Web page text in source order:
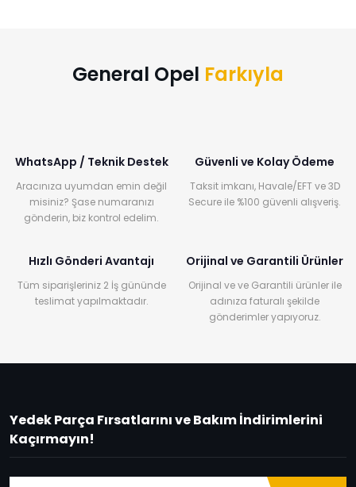
General Opel Farkıyla
WhatsApp / Teknik Destek
Aracınıza uyumdan emin değil
misiniz? Şase numaranızı
gönderin, biz kontrol edelim.
Güvenli ve Kolay Ödeme
Taksit imkanı, Havale/EFT ve 3D
Secure ile %100 güvenli alışveriş.
Hızlı Gönderi Avantajı
Tüm siparişleriniz 2 İş gününde
teslimat yapılmaktadır.
Orijinal ve Garantili Ürünler
Orijinal ve ve Garantili ürünler ile
adınıza faturalı şekilde
gönderimler yapıyoruz.
Yedek Parça Fırsatlarını ve Bakım İndirimlerini
Kaçırmayın!